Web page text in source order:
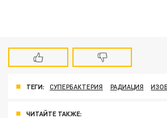
ТЕГИ: СУПЕРБАКТЕРИЯ РАДИАЦИЯ
ЧИТАЙТЕ ТАКЖЕ: